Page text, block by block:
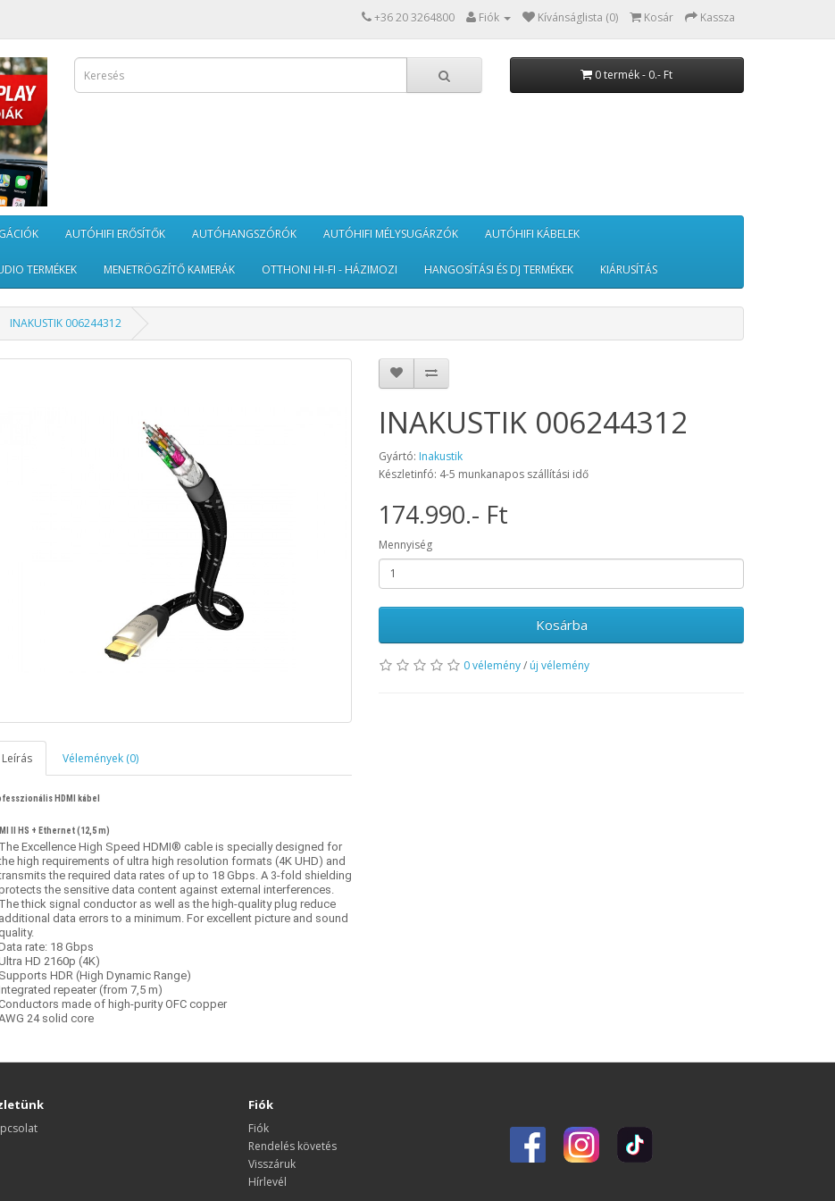
+36 20 3264800 Fiók Kívánságlista (0) Kosár Kassza
0 termék - 0.- Ft
AUTÓHIFI ERŐSÍTŐK AUTÓHANGSZÓRÓK AUTÓHIFI MÉLYSUGÁRZÓK AUTÓHIFI KÁBELEK
TERMÉKEK MENETRÖGZÍTŐ KAMERÁK OTTHONI HI-FI - HÁZIMOZI HANGOSÍTÁSI ÉS DJ TERMÉKEK KIÁRUSÍTÁS
INAKUSTIK 006244312
Leírás
Vélemények (0)
HDMI kábel
II HS + Ethernet (12,5 m)
The Excellence High Speed HDMI® cable is specially designed for
high requirements of ultra high resolution formats (4K UHD) and
the required data rates of up to 18 Gbps. A 3-fold shielding
the sensitive data content against external interferences.
The thick signal conductor as well as the high-quality plug reduce
additional data errors to a minimum. For excellent picture and sound
quality.
rate: 18 Gbps
HD 2160p (4K)
Supports HDR (High Dynamic Range)
repeater (from 7,5 m)
made of high-purity OFC copper
24 solid core
INAKUSTIK 006244312
Gyártó: Inakustik
Készletinfó: 4-5 munkanapos szállítási idő
174.990.- Ft
Mennyiség
Kosárba
0 vélemény/ új vélemény
Fiók
Fiók
Rendelés követés
Visszáruk
Hírlevél